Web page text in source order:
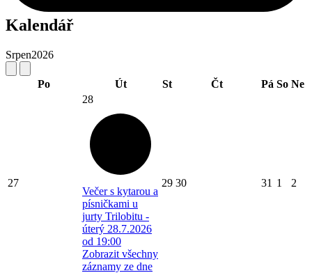
Kalendář
Srpen2026
Po Út St Čt Pá So Ne
27
28
Večer s kytarou a
písničkami u
jurty Trilobitu -
úterý 28.7.2026
od 19:00
Zobrazit všechny
záznamy ze dne
29 30 31 1 2